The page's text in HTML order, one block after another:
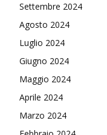
Settembre 2024
Agosto 2024
Luglio 2024
Giugno 2024
Maggio 2024
Aprile 2024
Marzo 2024